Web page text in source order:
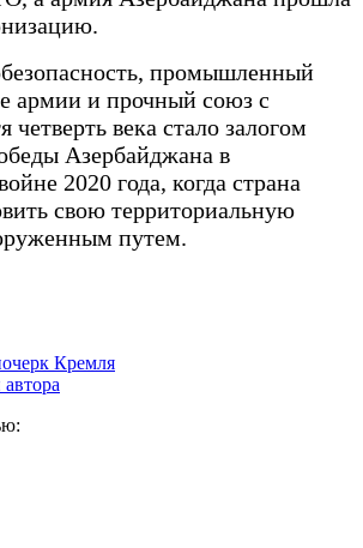
промышленный
армии и прочный союз с
четверть века стало залогом
Азербайджана в
2020 года, когда страна
свою территориальную
путем.